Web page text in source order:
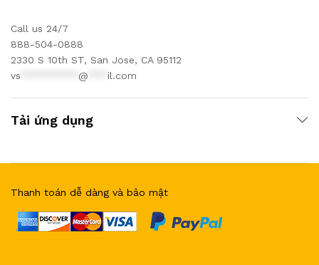
Call us 24/7
888-504-0888
2330 S 10th ST, San Jose, CA 95112
vs
@ il.com
Tải ứng dụng
Thanh toán dễ dàng và bảo mật